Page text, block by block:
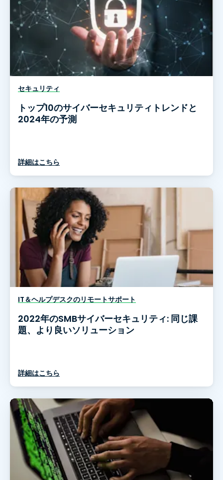
セキュリティ
トップ10のサイバーセキュリティトレンドと
2024年の予測
詳細はこちら
IT＆ヘルプデスクのリモートサポート
2022年のSMBサイバーセキュリティ: 同じ課
題、より良いソリューション
詳細はこちら